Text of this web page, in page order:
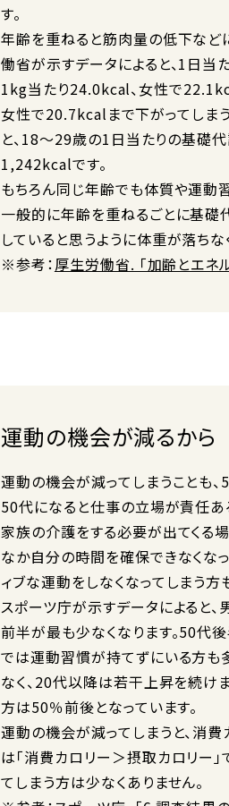
す。
年齢を重ねると筋肉量の低下など
働省が示すデータによると、1日
1kg当たり24.0kcal、女性で
女性で20.7kcalまで下がってしま
と、18〜29歳の1日当たりの基礎
1,242kcalです。
もちろん同じ年齢でも体質や運動
一般的に年齢を重ねるごとに基礎
していると思うように体重が落ちな
※参考：厚生労働省. 「加齢とエネ
運動の機会が減るから
運動の機会が減ってしまうことも、
50代になると仕事の立場が責任あ
家族の介護をする必要が出てくる
なか自分の時間を確保できなくな
ィブな運動をしなくなってしまう方
スポーツ庁が示すデータによると
前半が最も少なくなります。50代
では運動習慣が持てずにいる方も
なく、20代以降は若干上昇を続け
方は50％前後となっています。
運動の機会が減ってしまうと、消
は「消費カロリー＞摂取カロリー
てしまう方は少なくありません。